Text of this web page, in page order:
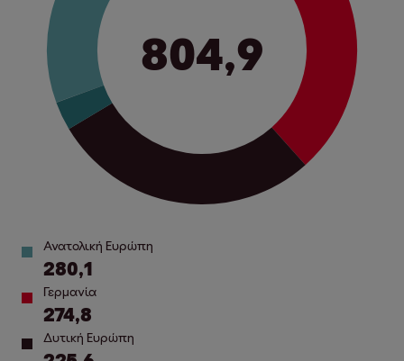
804,9
Ανατολική Ευρώπη
280,1
Γερμανία
274,8
Δυτική Ευρώπη